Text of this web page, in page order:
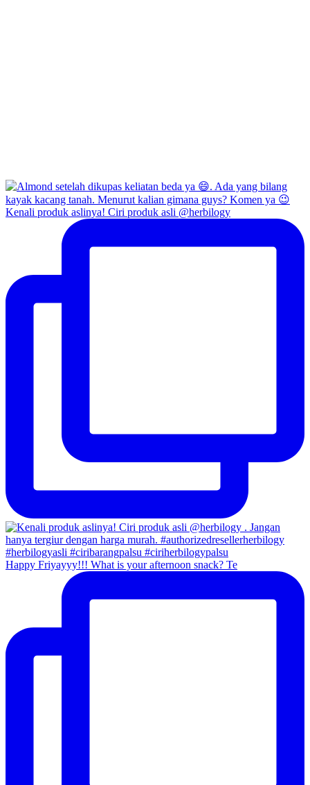
Kenali produk aslinya! Ciri produk asli @herbilogy
Happy Friyayyy!!! What is your afternoon snack? Te